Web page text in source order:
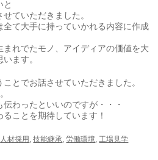
と
ていただきました。
て大手に持っていかれる内容に作成
れでたモノ、アイディアの価値を大
ます。
とでお話させていただきました。
わったといいのですが・・・
ことを期待しています！
人材採用 ,技能継承 ,労働環境 工場見学